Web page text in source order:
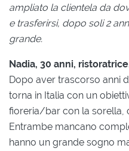
ampliato la clientela da
e trasferirsi, dopo soli 2
grande.
Nadia, 30 anni,
Dopo aver trascorso anni
torna in Italia con un
fioreria/bar con la sorella,
Entrambe mancano
hanno un grande sogno